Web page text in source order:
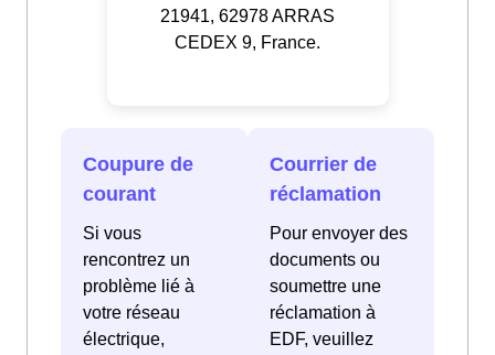
21941, 62978 ARRAS
CEDEX 9, France.
Coupure de
courant
Si vous
rencontrez un
problème lié à
votre réseau
électrique,
Courrier de
réclamation
Pour envoyer des
documents ou
soumettre une
réclamation à
EDF, veuillez